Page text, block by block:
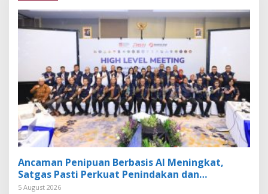
Ancaman Penipuan Berbasis AI Meningkat,
Satgas Pasti Perkuat Penindakan dan
Pengembangan Aplikasi Anti Penipuan
5 August 2026